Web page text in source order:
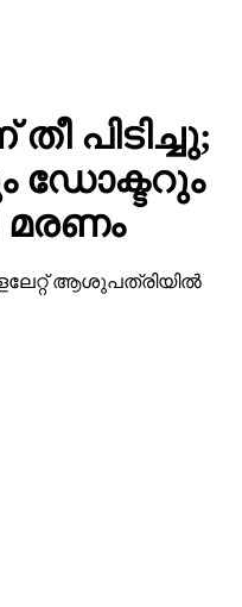
പിടിച്ചു;
മരണം
ആശുപത്രിയില്‍